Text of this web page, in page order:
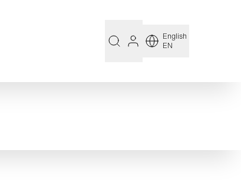
English
EN